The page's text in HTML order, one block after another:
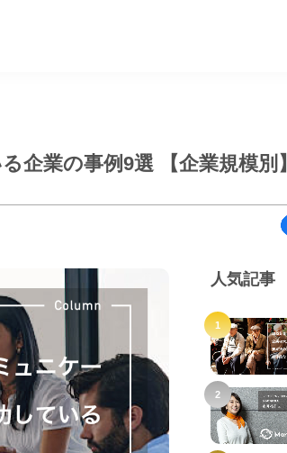
企業の事例9選 【企業規模別】
人気記事